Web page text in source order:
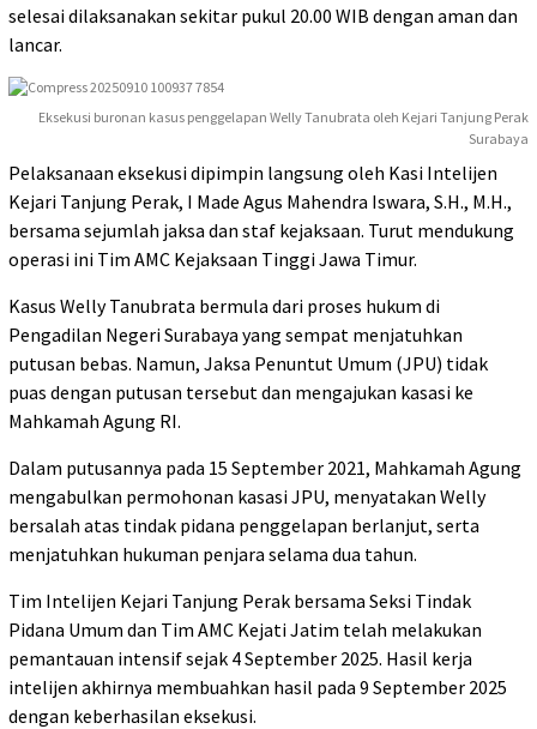
selesai dilaksanakan sekitar pukul 20.00 WIB dengan aman dan
lancar.
Eksekusi buronan kasus penggelapan Welly Tanubrata oleh Kejari Tanjung Perak
Surabaya
Pelaksanaan eksekusi dipimpin langsung oleh Kasi Intelijen
Kejari Tanjung Perak, I Made Agus Mahendra Iswara, S.H., M.H.,
bersama sejumlah jaksa dan staf kejaksaan. Turut mendukung
operasi ini Tim AMC Kejaksaan Tinggi Jawa Timur.
Kasus Welly Tanubrata bermula dari proses hukum di
Pengadilan Negeri Surabaya yang sempat menjatuhkan
putusan bebas. Namun, Jaksa Penuntut Umum (JPU) tidak
puas dengan putusan tersebut dan mengajukan kasasi ke
Mahkamah Agung RI.
Dalam putusannya pada 15 September 2021, Mahkamah Agung
mengabulkan permohonan kasasi JPU, menyatakan Welly
bersalah atas tindak pidana penggelapan berlanjut, serta
menjatuhkan hukuman penjara selama dua tahun.
Tim Intelijen Kejari Tanjung Perak bersama Seksi Tindak
Pidana Umum dan Tim AMC Kejati Jatim telah melakukan
pemantauan intensif sejak 4 September 2025. Hasil kerja
intelijen akhirnya membuahkan hasil pada 9 September 2025
dengan keberhasilan eksekusi.